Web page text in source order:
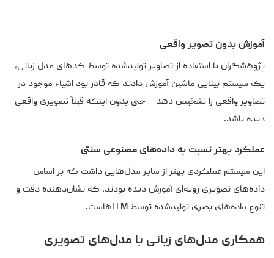
آموزش بدون تصویر واقعی
پژوهشگران با استفاده از تصاویر تولیدشده توسط کدهای مدل زبانی،
یک سیستم بینایی ماشین آموزش دادند که قادر بود اشیاء موجود در
تصاویر واقعی را تشخیص دهد—حتی بدون اینکه قبلاً تصویری واقعی
دیده باشد.
عملکرد بهتر نسبت به داده‌های مصنوعی سنتی
این سیستم عملکردی بهتر از سایر مدل‌هایی داشت که بر اساس
داده‌های تصویری رویه‌ای آموزش دیده بودند، که نشان‌دهنده دقت و
تنوع داده‌های بصری تولیدشده توسط LLMهاست.
همکاری مدل‌های زبانی با مدل‌های تصویری